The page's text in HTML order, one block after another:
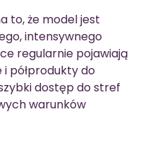
to, że model jest
intensywnego
regularnie pojawiają
i półprodukty do
dostęp do stref
warunków